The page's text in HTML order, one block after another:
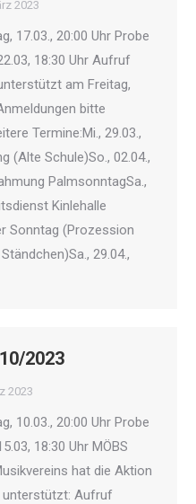
2023
17.03., 20:00 Uhr Probe
18:30 Uhr Aufruf
am Freitag,
bitte
Termine:Mi., 29.03.,
(Alte Schule)So., 02.04.,
PalmsonntagSa.,
Kinlehalle
Sonntag (Prozession
29.04.,
2023
2023
10.03., 20:00 Uhr Probe
18:30 Uhr MÖBS
hat die Aktion
unterstützt: Aufruf